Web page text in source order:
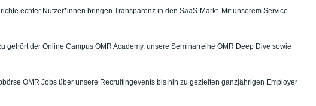
echter Nutzer*innen bringen Transparenz in den SaaS-Markt. Mit unserem Service
der Online Campus OMR Academy, unsere Seminarreihe OMR Deep Dive sowie
OMR Jobs über unsere Recruitingevents bis hin zu gezielten ganzjährigen Employer